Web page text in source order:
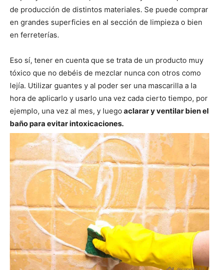
de producción de distintos materiales. Se puede comprar
en grandes superficies en al sección de limpieza o bien
en ferreterías.
Eso sí, tener en cuenta que se trata de un producto muy
tóxico que no debéis de mezclar nunca con otros como
lejía. Utilizar guantes y al poder ser una mascarilla a la
hora de aplicarlo y usarlo una vez cada cierto tiempo, por
ejemplo, una vez al mes, y luego aclarar y ventilar bien el
baño para evitar intoxicaciones.